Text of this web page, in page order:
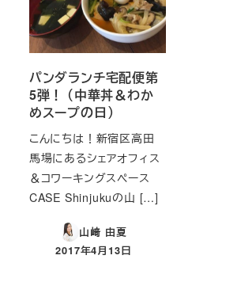
パンダランチ宅配便第
5弾！ （中華丼＆わか
めスープの日）
こんにちは！新宿区高田
馬場にあるシェアオフィス
＆コワーキングスペース
CASE Shinjukuの山 […]
山﨑 由夏
投稿日
2017年4月13日